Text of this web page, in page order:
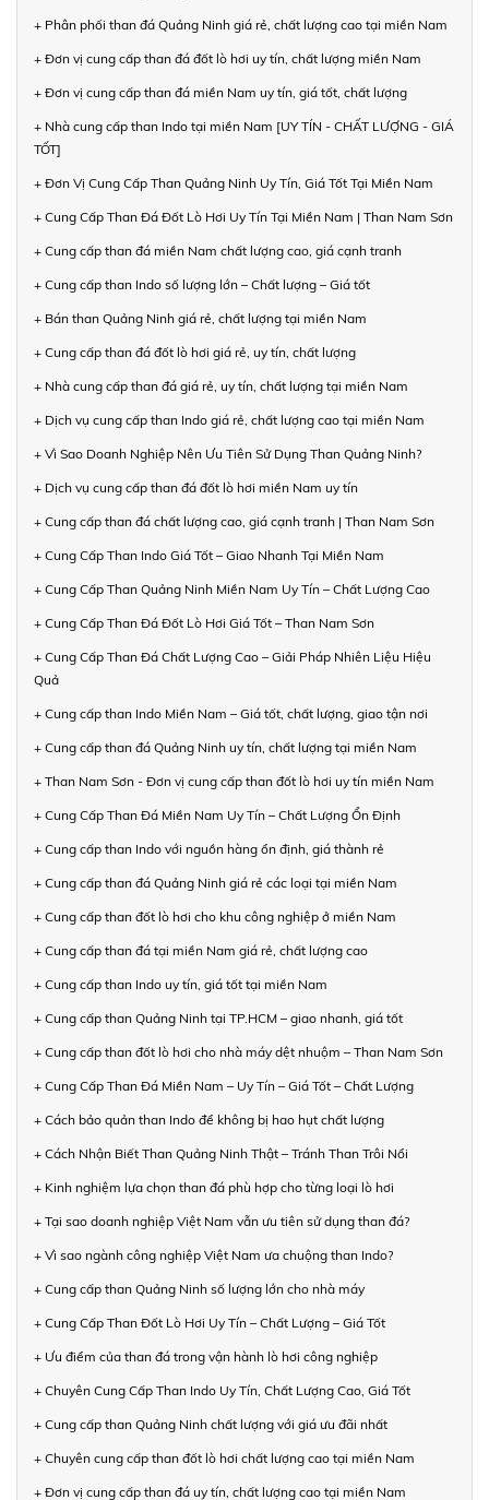
+ Phân phối than đá Quảng Ninh giá rẻ, chất lượng cao tại miền Nam
+ Đơn vị cung cấp than đá đốt lò hơi uy tín, chất lượng miền Nam
+ Đơn vị cung cấp than đá miền Nam uy tín, giá tốt, chất lượng
+ Nhà cung cấp than Indo tại miền Nam [UY TÍN - CHẤT LƯỢNG - GIÁ
TỐT]
+ Đơn Vị Cung Cấp Than Quảng Ninh Uy Tín, Giá Tốt Tại Miền Nam
+ Cung Cấp Than Đá Đốt Lò Hơi Uy Tín Tại Miền Nam | Than Nam Sơn
+ Cung cấp than đá miền Nam chất lượng cao, giá cạnh tranh
+ Cung cấp than Indo số lượng lớn – Chất lượng – Giá tốt
+ Bán than Quảng Ninh giá rẻ, chất lượng tại miền Nam
+ Cung cấp than đá đốt lò hơi giá rẻ, uy tín, chất lượng
+ Nhà cung cấp than đá giá rẻ, uy tín, chất lượng tại miền Nam
+ Dịch vụ cung cấp than Indo giá rẻ, chất lượng cao tại miền Nam
+ Vì Sao Doanh Nghiệp Nên Ưu Tiên Sử Dụng Than Quảng Ninh?
+ Dịch vụ cung cấp than đá đốt lò hơi miền Nam uy tín
+ Cung cấp than đá chất lượng cao, giá cạnh tranh | Than Nam Sơn
+ Cung Cấp Than Indo Giá Tốt – Giao Nhanh Tại Miền Nam
+ Cung Cấp Than Quảng Ninh Miền Nam Uy Tín – Chất Lượng Cao
+ Cung Cấp Than Đá Đốt Lò Hơi Giá Tốt – Than Nam Sơn
+ Cung Cấp Than Đá Chất Lượng Cao – Giải Pháp Nhiên Liệu Hiệu
Quả
+ Cung cấp than Indo Miền Nam – Giá tốt, chất lượng, giao tận nơi
+ Cung cấp than đá Quảng Ninh uy tín, chất lượng tại miền Nam
+ Than Nam Sơn - Đơn vị cung cấp than đốt lò hơi uy tín miền Nam
+ Cung Cấp Than Đá Miền Nam Uy Tín – Chất Lượng Ổn Định
+ Cung cấp than Indo với nguồn hàng ổn định, giá thành rẻ
+ Cung cấp than đá Quảng Ninh giá rẻ các loại tại miền Nam
+ Cung cấp than đốt lò hơi cho khu công nghiệp ở miền Nam
+ Cung cấp than đá tại miền Nam giá rẻ, chất lượng cao
+ Cung cấp than Indo uy tín, giá tốt tại miền Nam
+ Cung cấp than Quảng Ninh tại TP.HCM – giao nhanh, giá tốt
+ Cung cấp than đốt lò hơi cho nhà máy dệt nhuộm – Than Nam Sơn
+ Cung Cấp Than Đá Miền Nam – Uy Tín – Giá Tốt – Chất Lượng
+ Cách bảo quản than Indo để không bị hao hụt chất lượng
+ Cách Nhận Biết Than Quảng Ninh Thật – Tránh Than Trôi Nổi
+ Kinh nghiệm lựa chọn than đá phù hợp cho từng loại lò hơi
+ Tại sao doanh nghiệp Việt Nam vẫn ưu tiên sử dụng than đá?
+ Vì sao ngành công nghiệp Việt Nam ưa chuộng than Indo?
+ Cung cấp than Quảng Ninh số lượng lớn cho nhà máy
+ Cung Cấp Than Đốt Lò Hơi Uy Tín – Chất Lượng – Giá Tốt
+ Ưu điểm của than đá trong vận hành lò hơi công nghiệp
+ Chuyên Cung Cấp Than Indo Uy Tín, Chất Lượng Cao, Giá Tốt
+ Cung cấp than Quảng Ninh chất lượng với giá ưu đãi nhất
+ Chuyên cung cấp than đốt lò hơi chất lượng cao tại miền Nam
+ Đơn vị cung cấp than đá uy tín, chất lượng cao tại miền Nam